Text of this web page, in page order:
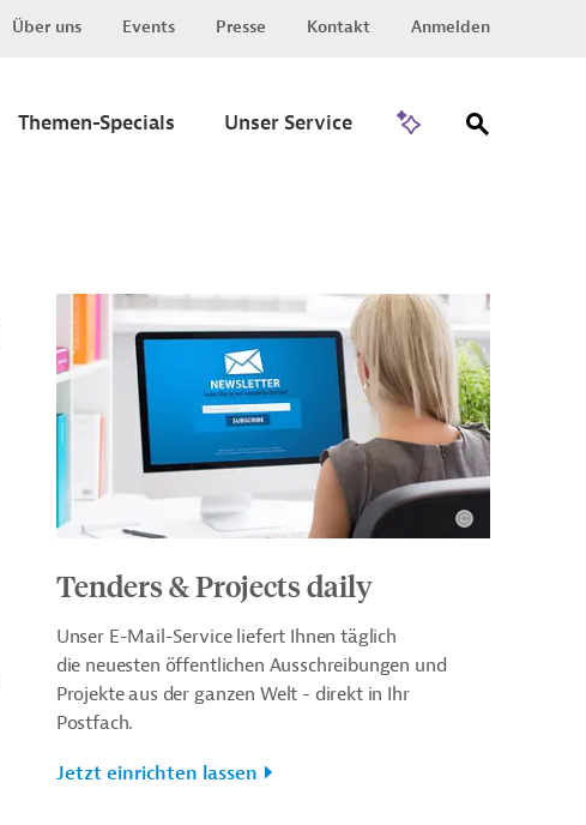
Über uns Events Presse Kontakt Anmelden
Themen-Specials Unser Service
Tenders & Projects daily
Unser E-Mail-Service liefert Ihnen täglich
die neuesten öffentlichen Ausschreibungen und
Projekte aus der ganzen Welt - direkt in Ihr
Postfach.
Jetzt einrichten lassen